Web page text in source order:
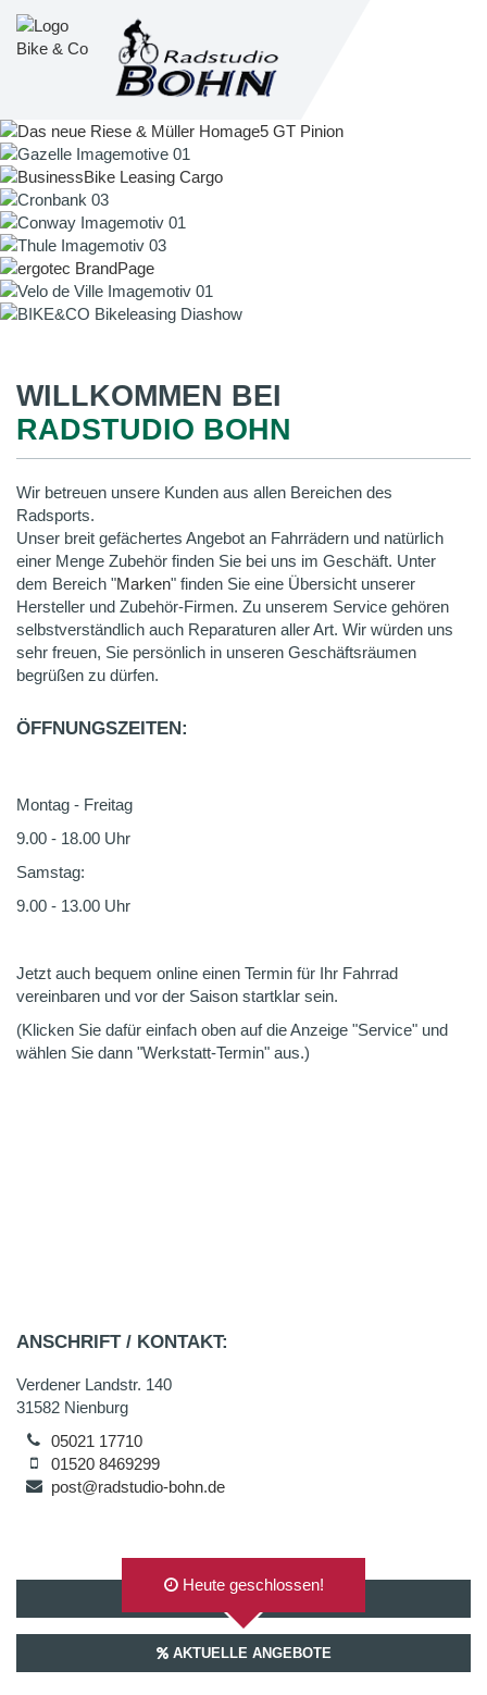
WILLKOMMEN BEI
RADSTUDIO BOHN
Wir betreuen unsere Kunden aus allen Bereichen des
Radsports.
Unser breit gefächertes Angebot an Fahrrädern und natürlich
einer Menge Zubehör finden Sie bei uns im Geschäft. Unter
dem Bereich "Marken" finden Sie eine Übersicht unserer
Hersteller und Zubehör-Firmen. Zu unserem Service gehören
selbstverständlich auch Reparaturen aller Art. Wir würden uns
sehr freuen, Sie persönlich in unseren Geschäftsräumen
begrüßen zu dürfen.
ÖFFNUNGSZEITEN:
Montag - Freitag
9.00 - 18.00 Uhr
Samstag:
9.00 - 13.00 Uhr
Jetzt auch bequem online einen Termin für Ihr Fahrrad
vereinbaren und vor der Saison startklar sein.
(Klicken Sie dafür einfach oben auf die Anzeige "Service" und
wählen Sie dann "Werkstatt-Termin" aus.)
ANSCHRIFT / KONTAKT:
Verdener Landstr. 140
31582 Nienburg
05021 17710
01520 8469299
post@radstudio-bohn.de
AUF GOOGLEMAPS ANZEIGEN
Heute geschlossen!
AKTUELLE ANGEBOTE